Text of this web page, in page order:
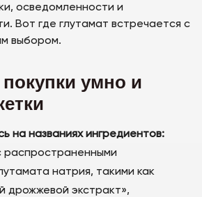
осведомленности и
Вот где глутамат встречается с
выбором.
умно и
на названиях ингредиентов:
распространенными
натрия, такими как
дрожжевой экстракт»,